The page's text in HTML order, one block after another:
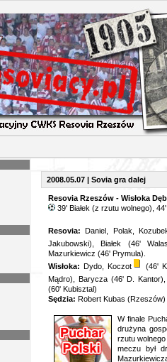
2008.05.07 | Sovia gra dalej
Resovia Rzeszów - Wisłoka
39' Białek (z rzutu wolnego),
Resovia: Daniel, Polak,
Jakubowski), Białek (46'
Mazurkiewicz (46' Prymula).
Wisłoka: Dydo, Koczot
(46'
Mądro), Barycza (46' D.
(60' Kubisztal)
Sędzia: Robert Kubas (Rzeszów)
W finale
drużyna
rzutu wolnego
meczu był